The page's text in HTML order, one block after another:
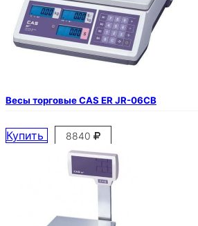
Весы торговые CAS ER JR-06CB
Купить 8840